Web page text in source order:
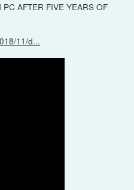
PC AFTER FIVE YEARS OF
11/d...